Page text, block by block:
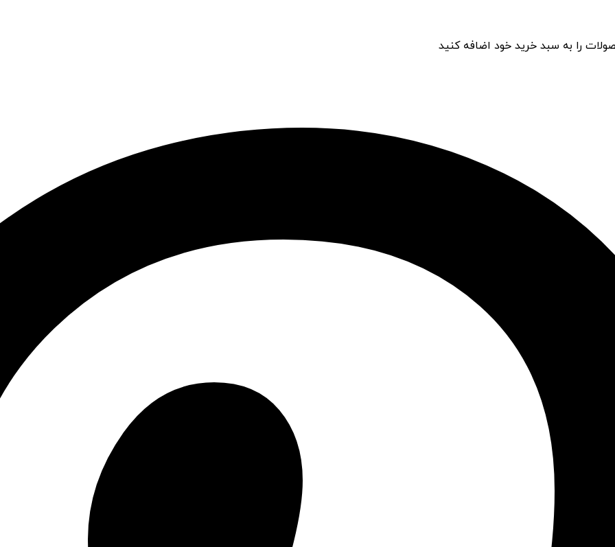
را به سبد خرید خود اضافه کنید